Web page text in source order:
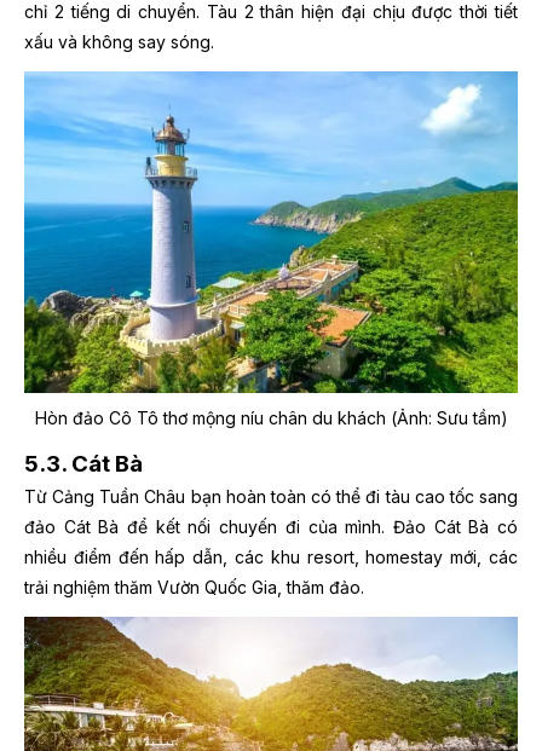
chỉ 2 tiếng di chuyển. Tàu 2 thân hiện đại chịu được thời tiết
xấu và không say sóng.
Hòn đảo Cô Tô thơ mộng níu chân du khách (Ảnh: Sưu tầm)
5.3. Cát Bà
Từ Cảng Tuần Châu bạn hoàn toàn có thể đi tàu cao tốc sang
đảo Cát Bà để kết nối chuyến đi của mình. Đảo Cát Bà có
nhiều điểm đến hấp dẫn, các khu resort, homestay mới, các
trải nghiệm thăm Vườn Quốc Gia, thăm đảo.